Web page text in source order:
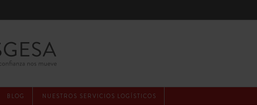
BLOG NUESTROS SERVICIOS LOGÍSTICOS